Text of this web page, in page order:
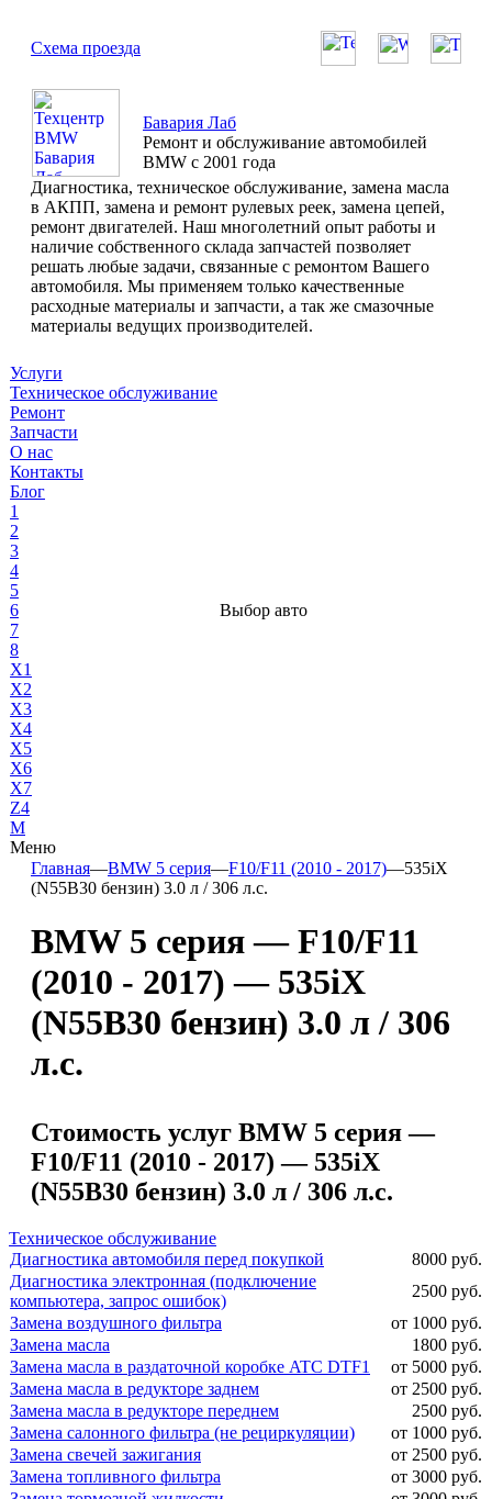
Схема проезда
Бавария Лаб
Ремонт и обслуживание автомобилей
BMW с 2001 года
Диагностика, техническое обслуживание, замена масла
в АКПП, замена и ремонт рулевых реек, замена цепей,
ремонт двигателей. Наш многолетний опыт работы и
наличие собственного склада запчастей позволяет
решать любые задачи, связанные с ремонтом Вашего
автомобиля. Мы применяем только качественные
расходные материалы и запчасти, а так же смазочные
материалы ведущих производителей.
Услуги
Техническое обслуживание
Ремонт
Запчасти
О нас
Контакты
Блог
1
2
3
4
5
6
7
8
X1
X2
X3
X4
X5
X6
X7
Z4
М
Меню
Выбор авто
Главная—BMW 5 серия—F10/F11 (2010 - 2017)—535iX
(N55B30 бензин) 3.0 л / 306 л.с.
BMW 5 серия — F10/F11
(2010 - 2017) — 535iX
(N55B30 бензин) 3.0 л / 306
л.с.
Стоимость услуг BMW 5 серия —
F10/F11 (2010 - 2017) — 535iX
(N55B30 бензин) 3.0 л / 306 л.с.
Техническое обслуживание
Диагностика автомобиля перед покупкой
8000 руб.
Диагностика электронная (подключение
компьютера, запрос ошибок)
2500 руб.
Замена воздушного фильтра
от 1000 руб.
Замена масла
1800 руб.
Замена масла в раздаточной коробке ATC DTF1
от 5000 руб.
Замена масла в редукторе заднем
от 2500 руб.
Замена масла в редукторе переднем
2500 руб.
Замена салонного фильтра (не рециркуляции)
от 1000 руб.
Замена свечей зажигания
от 2500 руб.
Замена топливного фильтра
от 3000 руб.